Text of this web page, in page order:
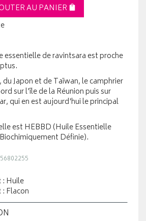
AU PANIER
essentielle de ravintsara est proche
du Japon et de Taïwan, le camphrier
sur l'île de la Réunion puis sur
qui en est aujourd'hui le principal
est HEBBD (Huile Essentielle
Définie).
: Huile
: Flacon